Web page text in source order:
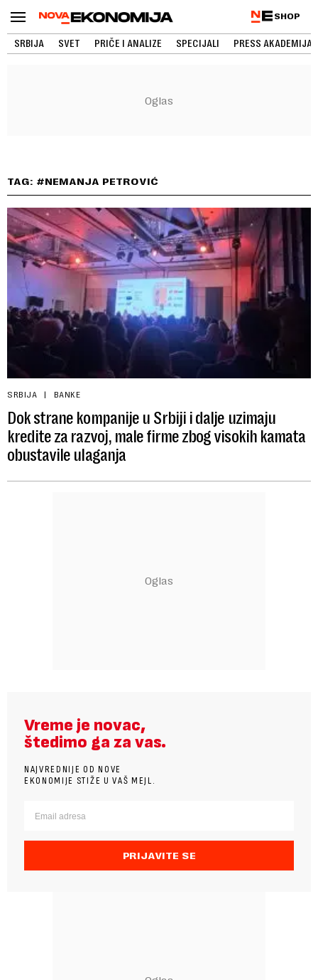
SHOP
SRBIJA SVET PRIČE I ANALIZE SPECIJALI PRESS AKADEMIJA
TAG: #NEMANJA PETROVIĆ
SRBIJA BANKE
Dok strane kompanije u Srbiji i dalje uzimaju
kredite za razvoj, male firme zbog visokih kamata
obustavile ulaganja
Vreme je novac,
štedimo ga za vas.
NAJVREDNIJE OD NOVE
EKONOMIJE STIŽE U VAŠ MEJL.
PRIJAVITE SE